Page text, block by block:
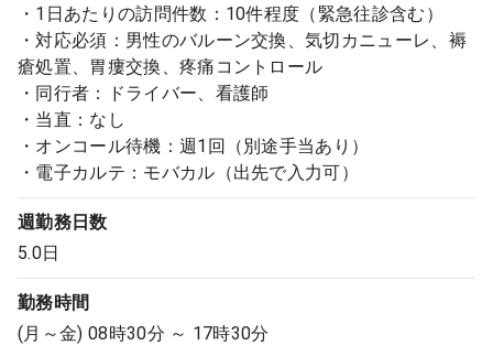
・1日あたりの訪問件数：10件程度（緊急往診含む）
・対応必須：男性のバルーン交換、気切カニューレ、褥
瘡処置、胃瘻交換、疼痛コントロール
・同行者：ドライバー、看護師
・当直：なし
・オンコール待機：週1回（別途手当あり）
・電子カルテ：モバカル（出先で入力可）
週勤務日数
5.0日
勤務時間
(月～金) 08時30分 ～ 17時30分